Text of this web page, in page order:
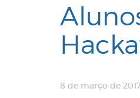
8 de março de